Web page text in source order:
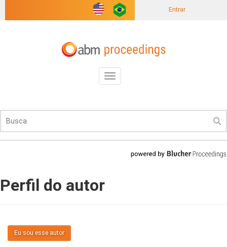
Entrar
Toggle
navigation
Perfil do autor
Eu sou esse autor